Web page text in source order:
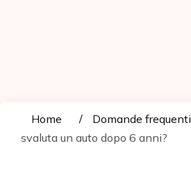
Home Domande frequenti
svaluta un auto dopo 6 anni?